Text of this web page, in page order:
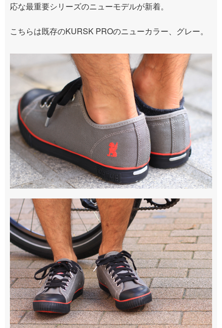
応な最重要シリーズのニューモデルが新着。
こちらは既存のKURSK PROのニューカラー、グレー。